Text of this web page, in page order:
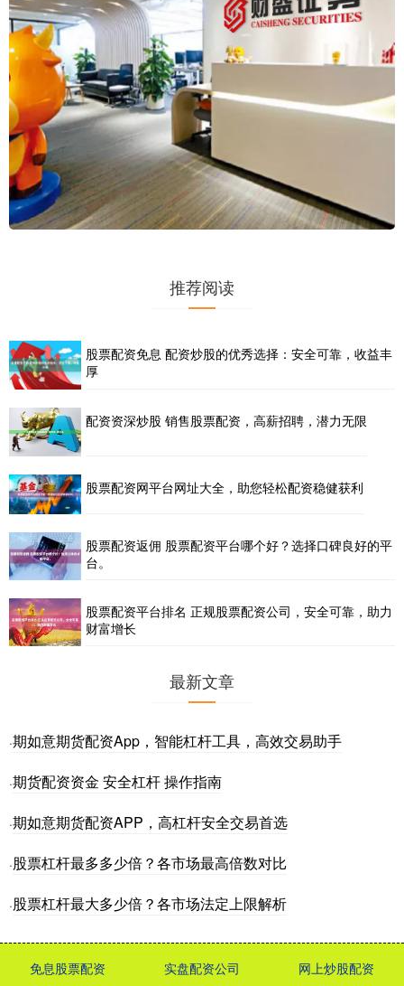
推荐阅读
股票配资免息 配资炒股的优秀选择：安全可靠，收益丰
厚
配资资深炒股 销售股票配资，高薪招聘，潜力无限
股票配资网平台网址大全，助您轻松配资稳健获利
股票配资返佣 股票配资平台哪个好？选择口碑良好的平
台。
股票配资平台排名 正规股票配资公司，安全可靠，助力
财富增长
最新文章
·期如意期货配资App，智能杠杆工具，高效交易助手
·期货配资资金 安全杠杆 操作指南
·期如意期货配资APP，高杠杆安全交易首选
·股票杠杆最多多少倍？各市场最高倍数对比
·股票杠杆最大多少倍？各市场法定上限解析
免息股票配资 实盘配资公司 网上炒股配资